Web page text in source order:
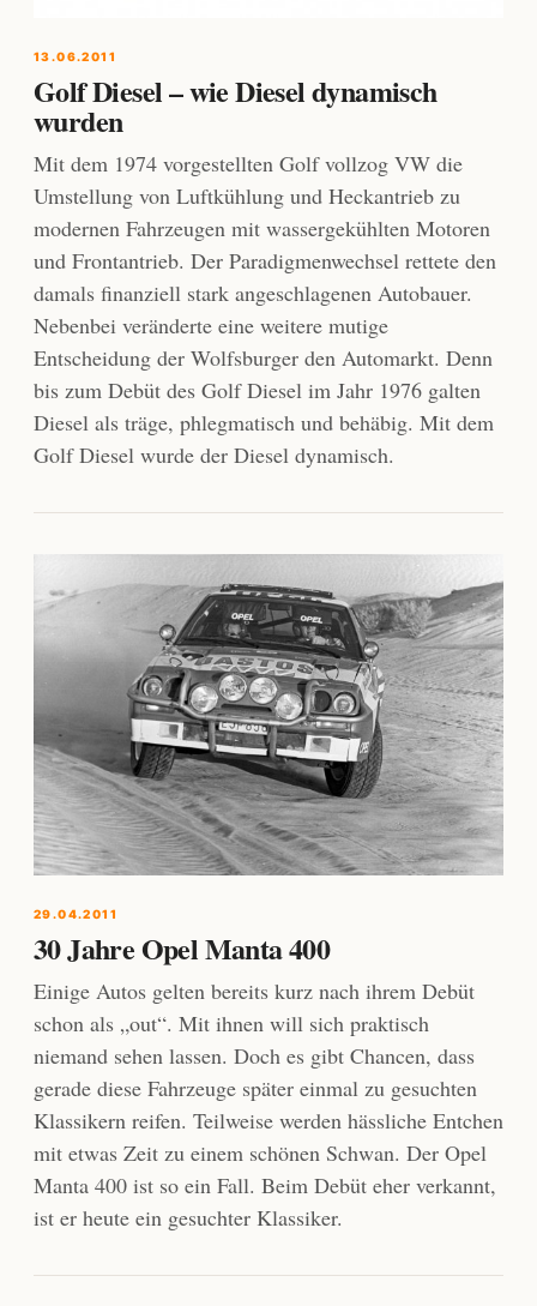
13.06.2011
Golf Diesel – wie Diesel dynamisch
wurden
Mit dem 1974 vorgestellten Golf vollzog VW die
Umstellung von Luftkühlung und Heckantrieb zu
modernen Fahrzeugen mit wassergekühlten Motoren
und Frontantrieb. Der Paradigmenwechsel rettete den
damals finanziell stark angeschlagenen Autobauer.
Nebenbei veränderte eine weitere mutige
Entscheidung der Wolfsburger den Automarkt. Denn
bis zum Debüt des Golf Diesel im Jahr 1976 galten
Diesel als träge, phlegmatisch und behäbig. Mit dem
Golf Diesel wurde der Diesel dynamisch.
29.04.2011
30 Jahre Opel Manta 400
Einige Autos gelten bereits kurz nach ihrem Debüt
schon als „out“. Mit ihnen will sich praktisch
niemand sehen lassen. Doch es gibt Chancen, dass
gerade diese Fahrzeuge später einmal zu gesuchten
Klassikern reifen. Teilweise werden hässliche Entchen
mit etwas Zeit zu einem schönen Schwan. Der Opel
Manta 400 ist so ein Fall. Beim Debüt eher verkannt,
ist er heute ein gesuchter Klassiker.